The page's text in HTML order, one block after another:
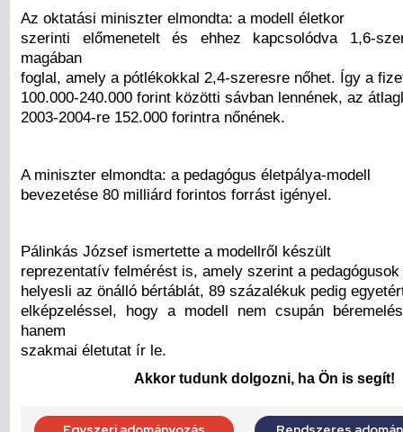
Az oktatási miniszter elmondta: a modell életkor
szerinti előmenetelt és ehhez kapcsolódva 1,6-
magában
foglal, amely a pótlékokkal 2,4-szeresre nőhet. Így a
100.000-240.000 forint közötti sávban lennének, az
2003-2004-re 152.000 forintra nőnének.
A miniszter elmondta: a pedagógus életpálya-modell
bevezetése 80 milliárd forintos forrást igényel.
Pálinkás József ismertette a modellről készült
reprezentatív felmérést is, amely szerint a
helyesli az önálló bértáblát, 89 százalékuk pedig
elképzeléssel, hogy a modell nem csupán
hanem
szakmai életutat ír le.
Akkor tudunk dolgozni, ha Ön is segít!